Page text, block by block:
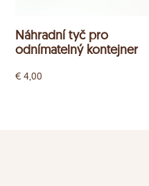
Náhradní tyč pro
odnímatelný kontejner
€ 4,00